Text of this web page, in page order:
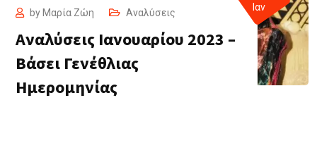
by Μαρία Ζώη Αναλύσεις
Αναλύσεις Ιανουαρίου 2023 –
Βάσει Γενέθλιας
Ημερομηνίας
Ιαν